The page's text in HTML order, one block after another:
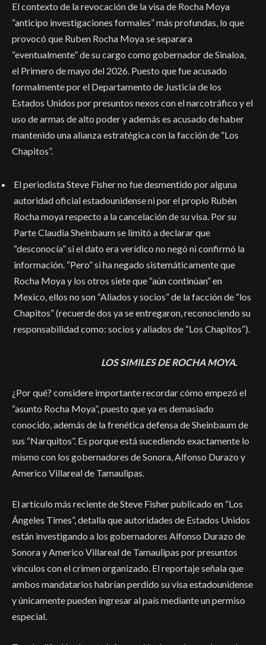
El contexto de la revocación de la visa de Rocha Moya
“anticipo investigaciones formales” más profundas, lo que
provocó que Ruben Rocha Moya se separara
“eventualmente” de su cargo como gobernador de Sinaloa,
el Primero de mayo del 2026. Puesto que fue acusado
formalmente por el Departamento de Justicia de los
Estados Unidos por presuntos nexos con el narcotráfico y el
uso de armas de alto poder y además es acusado de haber
mantenido una alianza estratégica con la facción de “Los
Chapitos”.
El periodista Steve Fisher no fue desmentido por alguna
autoridad oficial estadounidense ni por el propio Rubèn
Rocha moya respecto a la cancelación de su visa. Por su
Parte Claudia Sheinbaum se limitó a declarar que
“desconocía” si el dato era verídico no negó ni confirmó la
información. “Pero” si ha negado sistemáticamente que
Rocha Moya y los otros siete que “aún continúan” en
Mexico, ellos no son “Aliados y socios” de la facción de “los
Chapitos” (recuerde dos ya se entregaron, reconociendo su
responsabilidad como: socios y aliados de “Los Chapitos”).
LOS SIMILES DE ROCHA MOYA.
¿Por qué? considere importante recordar cómo empezó el
“asunto Rocha Moya”, puesto que ya es demasiado
conocido, además de la frenética defensa de Sheinbaum de
sus “Narquitos”. Es porque está sucediendo exactamente lo
mismo con los gobernadores de Sonora, Alfonso Durazo y
Americo Villareal de Tamaulipas.
El artículo más reciente de Steve Fisher publicado en “Los
Ángeles Times”, detalla que autoridades de Estados Unidos
están investigando a los gobernadores Alfonso Durazo de
Sonora y Americo Villareal de Tamaulipas por presuntos
vínculos con el crimen organizado. El reportaje señala que
ambos mandatarios habrían perdido su visa estadounidense
y únicamente pueden ingresar al país mediante un permiso
especial.